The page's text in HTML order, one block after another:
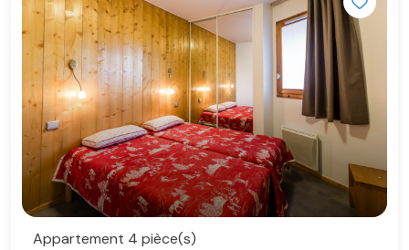
SKI par nos soins : bordereau de commande Ã
remplir pour bÃ©nÃ©ficier d'une REMISE
ALLANT JUSQUâ€?Ã€ 18% sur le tarif public et
du retrait de vos forfaits directement Ã
l'agence lors de la remise de vos clefs. ; louer
des Ã©quipements bÃ©bÃ© ; louer linge de lit
et/ou de toilette, box WIFI. Accueil et remise de
clÃ©s : Agence immobiliÃ¨re des Glaciers -
Chalet Meiringen - Montchavin - 73210 LA
PLAGNE TARENTAISE ; TÃ©l : 04.79.04.22.86
Appartement 4 pièce(s)